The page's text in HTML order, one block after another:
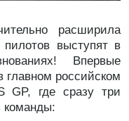
расширила
выступят в
Впервые
главном российском
GP, где сразу три
команды: